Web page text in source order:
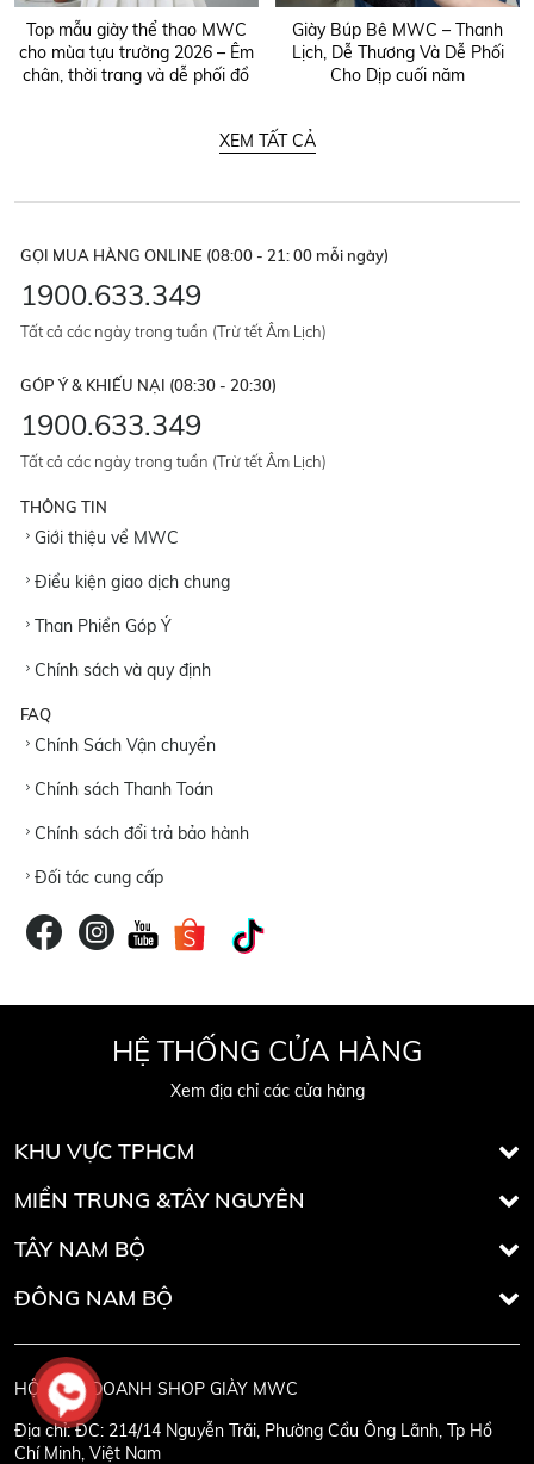
Top mẫu giày thể thao MWC
cho mùa tựu trường 2026 – Êm
chân, thời trang và dễ phối đồ
Giày Búp Bê MWC – Thanh
Lịch, Dễ Thương Và Dễ Phối
Cho Dịp cuối năm
XEM TẤT CẢ
GỌI MUA HÀNG ONLINE (08:00 - 21: 00 mỗi ngày)
1900.633.349
Tất cả các ngày trong tuần (Trừ tết Âm Lịch)
GÓP Ý & KHIẾU NẠI (08:30 - 20:30)
1900.633.349
Tất cả các ngày trong tuần (Trừ tết Âm Lịch)
THÔNG TIN
Giới thiệu về MWC
Điều kiện giao dịch chung
Than Phiền Góp Ý
Chính sách và quy định
FAQ
Chính Sách Vận chuyển
Chính sách Thanh Toán
Chính sách đổi trả bảo hành
Đối tác cung cấp
HỆ THỐNG CỬA HÀNG
Xem địa chỉ các cửa hàng
KHU VỰC TPHCM
MIỀN TRUNG &TÂY NGUYÊN
TÂY NAM BỘ
ĐÔNG NAM BỘ
HỘ KINH DOANH SHOP GIÀY MWC
Địa chỉ:ĐC: 214/14 Nguyễn Trãi, Phường Cầu Ông Lãnh, Tp Hồ
Chí Minh, Việt Nam